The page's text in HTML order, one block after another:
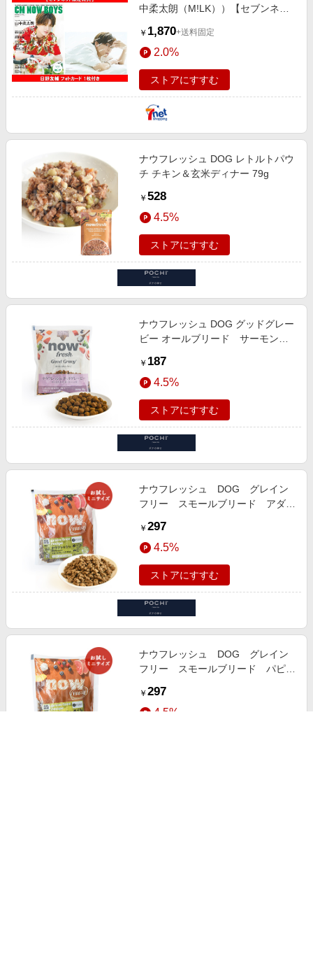
中柔太朗（M!LK））【セブンネッ
ド 1枚付き】
￥ 1,870+送料固定
2.0%
ストアにすすむ
ナウフレッシュ DOG レトルトパウ
チ チキン＆玄米ディナー 79g
￥ 528
4.5%
ストアにすすむ
ナウフレッシュ DOG グッドグレー
ビー オールブリード サーモンレ
￥ 187
4.5%
ストアにすすむ
ナウフレッシュ DOG グレイン
フリー スモールブリード アダル
￥ 297
4.5%
ストアにすすむ
ナウフレッシュ DOG グレイン
フリー スモールブリード パピ
￥ 297
4.5%